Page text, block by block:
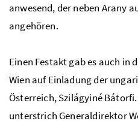
anwesend, der neben Arany
angehören.
Einen Festakt gab es auch in
Wien auf Einladung der
Österreich, Szilágyiné
unterstrich Generaldirektor